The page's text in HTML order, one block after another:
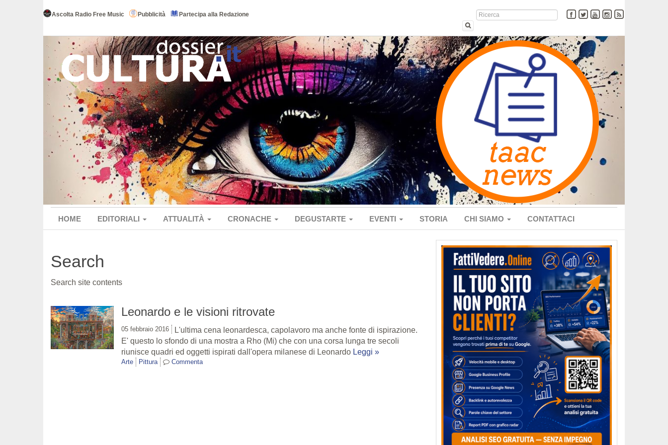
Ascolta Radio Free Music Pubblicità Partecipa alla Redazione
HOME EDITORIALI ATTUALITÀ CRONACHE DEGUSTARTE EVENTI STORIA CHI SIAMO CONTATTACI
Search
Search site contents
Leonardo e le visioni ritrovate
05 febbraio 2016
L'ultima cena leonardesca, capolavoro ma anche fonte di ispirazione.
E' questo lo sfondo di una mostra a Rho (Mi) che con una corsa lunga tre secoli
riunisce quadri ed oggetti ispirati dall'opera milanese di Leonardo Leggi »
Arte Pittura Commenta